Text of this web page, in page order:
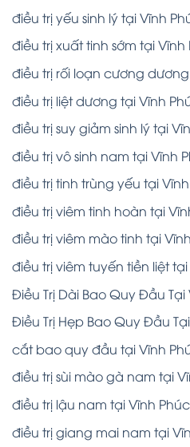
điều trị yếu sinh lý tại Vĩnh
điều trị xuất tinh sớm tại Vĩnh
điều trị rối loạn cương
điều trị liệt dương tại Vĩnh
điều trị suy giảm sinh lý tại
điều trị vô sinh nam tại Vĩnh
điều trị tinh trùng yếu tại
điều trị viêm tinh hoàn tại
điều trị viêm mào tinh tại
điều trị viêm tuyến tiền liệt
Điều Trị Dài Bao Quy Đầu Tại
Điều Trị Hẹp Bao Quy Đầu
cắt bao quy đầu tại Vĩnh
điều trị sùi mào gà nam tại
điều trị lậu nam tại Vĩnh Phúc
điều trị giang mai nam tại